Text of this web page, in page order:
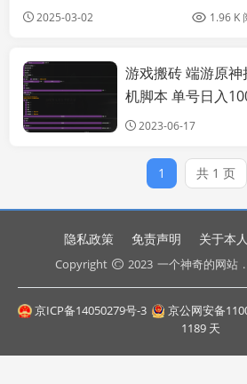
_20250302_155114
2025-03-02 1.96 K
亲测源码
游戏搬砖 端游原
机脚本 单号日入
程2023-06-17
1 共 1 页
隐私政策 免责声明 关于本人
Copyright 2023 一个神奇的网站
京ICP备14050279号-3 京公网安备
1189 天